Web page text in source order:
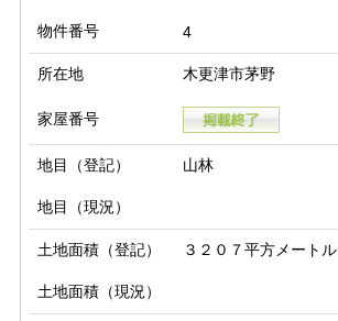
物件番号 4
所在地 木更津市茅野
家屋番号
地目（登記） 山林
地目（現況）
土地面積（登記） ３２０７平方メートル
土地面積（現況）